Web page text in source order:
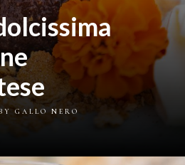
GALLO NERO